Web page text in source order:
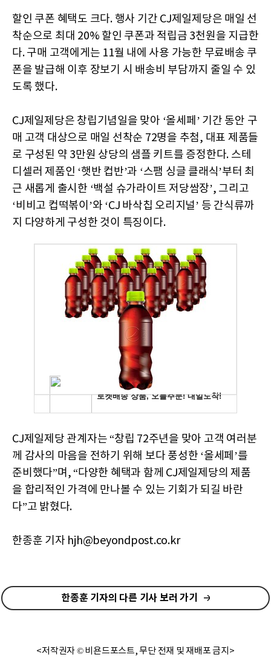
할인 쿠폰 혜택도 크다. 행사 기간 CJ제일제당은 매일 선
착순으로 최대 20% 할인 쿠폰과 적립금 3천원을 지급한
다. 구매 고객에게는 11월 내에 사용 가능한 무료배송 쿠
폰을 발급해 이후 장보기 시 배송비 부담까지 줄일 수 있
도록 했다.
CJ제일제당은 창립기념일을 맞아 ‘올세페’ 기간 동안 구
매 고객 대상으로 매일 선착순 72명을 추첨, 대표 제품들
로 구성된 약 3만원 상당의 샘플 키트를 증정한다. 스테
디셀러 제품인 ‘햇반 컵반’과 ‘스팸 싱글 클래식’부터 최
근 새롭게 출시한 ‘백설 슈가라이트 저당쌈장’, 그리고
‘비비고 컵떡볶이’와 ‘CJ 바삭칩 오리지널’ 등 간식류까
지 다양하게 구성한 것이 특징이다.
CJ제일제당 관계자는 “창립 72주년을 맞아 고객 여러분
께 감사의 마음을 전하기 위해 보다 풍성한 ‘올세페’를
준비했다”며, “다양한 혜택과 함께 CJ제일제당의 제품
을 합리적인 가격에 만나볼 수 있는 기회가 되길 바란
다”고 밝혔다.
한종훈 기자 hjh@beyondpost.co.kr
한종훈 기자의 다른 기사 보러 가기
<저작권자 © 비욘드포스트, 무단 전재 및 재배포 금지>